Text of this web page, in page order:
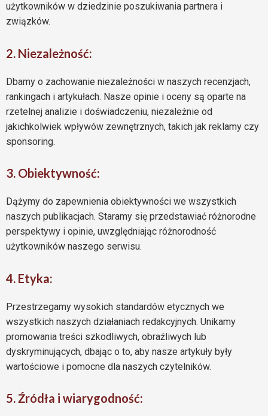
użytkowników w dziedzinie poszukiwania partnera i
związków.
2. Niezależność:
Dbamy o zachowanie niezależności w naszych recenzjach,
rankingach i artykułach. Nasze opinie i oceny są oparte na
rzetelnej analizie i doświadczeniu, niezależnie od
jakichkolwiek wpływów zewnętrznych, takich jak reklamy czy
sponsoring.
3. Obiektywność:
Dążymy do zapewnienia obiektywności we wszystkich
naszych publikacjach. Staramy się przedstawiać różnorodne
perspektywy i opinie, uwzględniając różnorodność
użytkowników naszego serwisu.
4. Etyka:
Przestrzegamy wysokich standardów etycznych we
wszystkich naszych działaniach redakcyjnych. Unikamy
promowania treści szkodliwych, obraźliwych lub
dyskryminujących, dbając o to, aby nasze artykuły były
wartościowe i pomocne dla naszych czytelników.
5. Źródła i wiarygodność: